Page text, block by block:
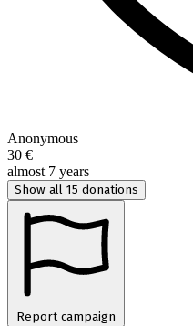
Anonymous
30 €
almost 7 years
Show all 15 donations
Report campaign